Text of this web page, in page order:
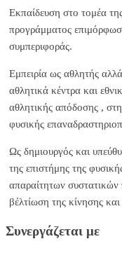
Εκπαίδευση στο τομέα
προγράμματος
συμπεριφοράς.
Εμπειρία ως αθλητής
αθλητικά κέντρα και
αθλητικής απόδοσης ,
φυσικής
Ως δημιουργός και
της επιστήμης της
απαραίτητων
βέλτίωση της κίνησης
Συνεργάζεται με